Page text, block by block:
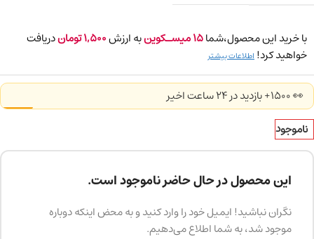
با خرید این محصول،شما15میسـکوینبه ارزش1,500توماندریافت
خواهید کرد! اطلاعات بیشتر
👀 1500+ بازدید در ۲۴ ساعت اخیر
ناموجود
این محصول در حال حاضر ناموجود است.
نگران نباشید! ایمیل خود را وارد کنید و به محض اینکه دوباره
موجود شد، به شما اطلاع می‌دهیم.